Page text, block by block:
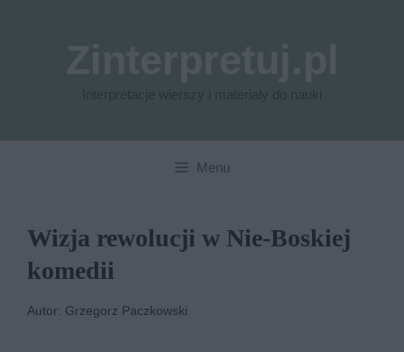
Menu
Wizja rewolucji w Nie-Boskiej
komedii
Autor: Grzegorz Paczkowski